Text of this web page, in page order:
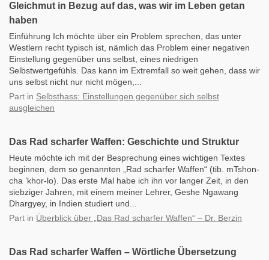
Gleichmut in Bezug auf das, was wir im Leben getan
haben
Einführung Ich möchte über ein Problem sprechen, das unter
Westlern recht typisch ist, nämlich das Problem einer negativen
Einstellung gegenüber uns selbst, eines niedrigen
Selbstwertgefühls. Das kann im Extremfall so weit gehen, dass wir
uns selbst nicht nur nicht mögen,...
Part in Selbsthass: Einstellungen gegenüber sich selbst
ausgleichen
Das Rad scharfer Waffen: Geschichte und Struktur
Heute möchte ich mit der Besprechung eines wichtigen Textes
beginnen, dem so genannten „Rad scharfer Waffen“ (tib. mTshon-
cha ’khor-lo). Das erste Mal habe ich ihn vor langer Zeit, in den
siebziger Jahren, mit einem meiner Lehrer, Geshe Ngawang
Dhargyey, in Indien studiert und...
Part in Überblick über „Das Rad scharfer Waffen“ – Dr. Berzin
Das Rad scharfer Waffen – Wörtliche Übersetzung